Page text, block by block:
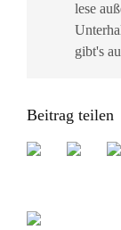
lese
gibt's
Beitrag teilen